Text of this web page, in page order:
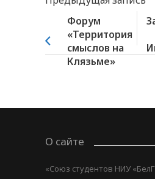
Форум
«Территория
смыслов на
Клязьме»
О сайте
«Союз студентов НИУ